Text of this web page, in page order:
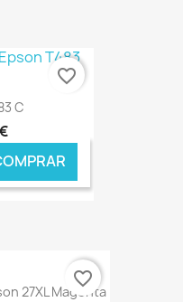
€ ONLINE
C
favorite_border
27XL Magenta
favorite_border